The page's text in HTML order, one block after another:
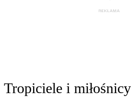
Tropiciele i